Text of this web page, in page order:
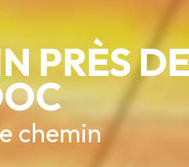
PRÈS
chemin